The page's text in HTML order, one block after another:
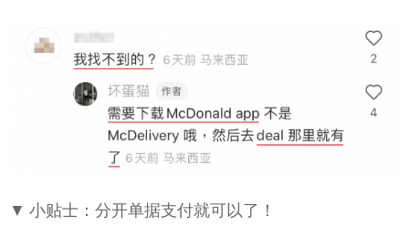
▼ 小贴士：分开单据支付就可以了！